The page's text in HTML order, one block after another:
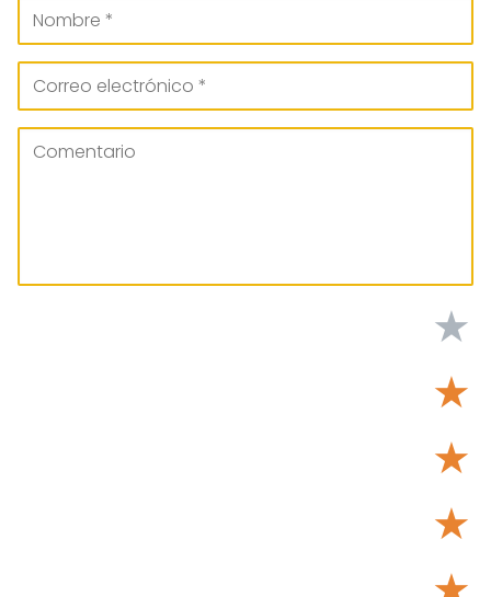
★
★
★
★